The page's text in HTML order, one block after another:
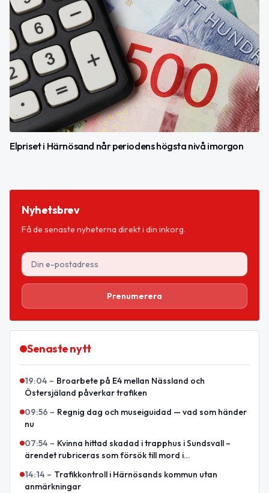
Elpriset i Härnösand når periodens högsta nivå imorgon
Nyhetsbrev
Få de senaste nyheterna direkt i din inkorg.
Prenumerera
Senaste nytt
19:04 – Broarbete på E4 mellan Nässland och
Östersjäland påverkar trafiken
09:56 – Regnig dag och museiguidad — vad som händer
nu
07:54 – Kvinna hittad skadad i trapphus i Sundsvall –
ärendet rubriceras som försök till mord i
14:14 – Trafikkontroll i Härnösands kommun utan
anmärkningar